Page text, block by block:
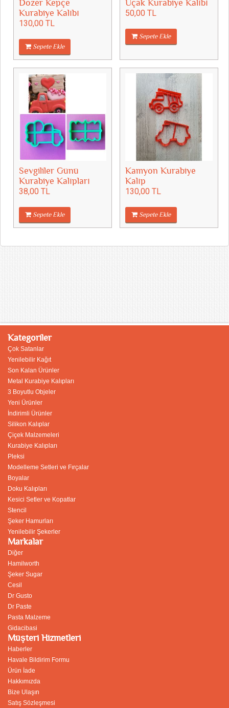
Dozer Kepçe
Kurabiye Kalıbı
130,00 TL
Sepete Ekle
Uçak Kurabiye Kalıbı
50,00 TL
Sepete Ekle
Sevgililer Günü
Kurabiye Kalıpları
38,00 TL
Sepete Ekle
Kamyon Kurabiye
Kalıp
130,00 TL
Sepete Ekle
Kategoriler
Çok Satanlar
Yenilebilir Kağıt
Son Kalan Ürünler
Metal Kurabiye Kalıpları
3 Boyutlu Objeler
Yeni Ürünler
İndirimli Ürünler
Silikon Kalıplar
Çiçek Malzemeleri
Kurabiye Kalıpları
Pleksi
Modelleme Setleri ve Fırçalar
Boyalar
Doku Kalıpları
Kesici Setler ve Kopatlar
Stencil
Şeker Hamurları
Yenilebilir Şekerler
Markalar
Diğer
Hamilworth
Şeker Sugar
Cesil
Dr Gusto
Dr Paste
Pasta Malzeme
Gidacibasi
Müşteri Hizmetleri
Haberler
Havale Bildirim Formu
Ürün İade
Hakkımızda
Bize Ulaşın
Satış Sözleşmesi